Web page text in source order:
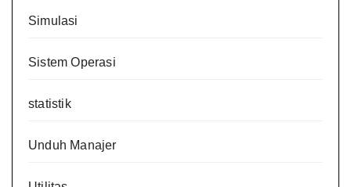
Simulasi
Sistem Operasi
statistik
Unduh Manajer